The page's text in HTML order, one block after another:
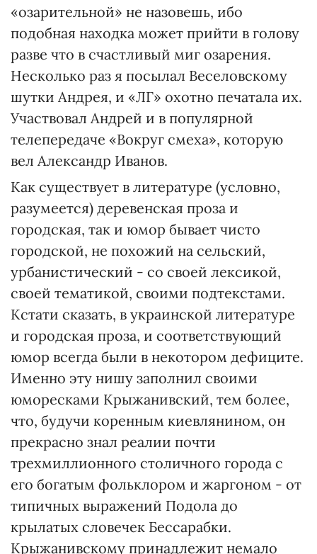
«озарительной» не назовешь, ибо
подобная находка может прийти в голову
разве что в счастливый миг озарения.
Несколько раз я посылал Веселовскому
шутки Андрея, и «ЛГ» охотно печатала их.
Участвовал Андрей и в популярной
телепередаче «Вокруг смеха», которую
вел Александр Иванов.
Как существует в литературе (условно,
разумеется) деревенская проза и
городская, так и юмор бывает чисто
городской, не похожий на сельский,
урбанистический - со своей лексикой,
своей тематикой, своими подтекстами.
Кстати сказать, в украинской литературе
и городская проза, и соответствующий
юмор всегда были в некотором дефиците.
Именно эту нишу заполнил своими
юморесками Крыжанивский, тем более,
что, будучи коренным киевлянином, он
прекрасно знал реалии почти
трехмиллионного столичного города с
его богатым фольклором и жаргоном - от
типичных выражений Подола до
крылатых словечек Бессарабки.
Крыжанивскому принадлежит немало